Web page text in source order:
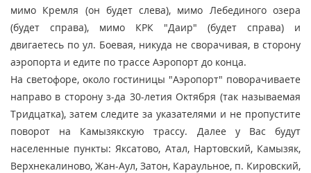
мимо Кремля (он будет слева), мимо Лебединого озера
(будет справа), мимо КРК "Даир" (будет справа) и
двигаетесь по ул. Боевая, никуда не сворачивая, в сторону
аэропорта и едите по трассе Аэропорт до конца.
На светофоре, около гостиницы "Аэропорт" поворачиваете
направо в сторону з-да 30-летия Октября (так называемая
Тридцатка), затем следите за указателями и не пропустите
поворот на Камызякскую трассу. Далее у Вас будут
населенные пункты: Яксатово, Атал, Нартовский, Камызяк,
Верхнекалиново, Жан-Аул, Затон, Караульное, п. Кировский,